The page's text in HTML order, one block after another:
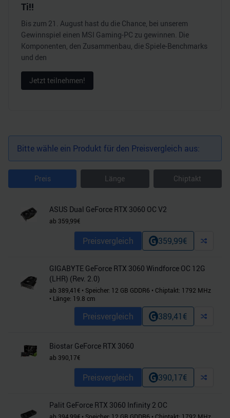
Ti!!
Bis zum 21. August hast du die Chance, bei unserem
Gewinnspiel einen MSI Gaming-PC zu gewinnen. Die
Komponenten, den Zusammenbau, die Spiele-Benchmarks
und den
Jetzt teilnehmen!
Bitte wähle ein Produkt für den Preisvergleich aus:
Preis Länge Chiptakt
ASUS Dual GeForce RTX 3060 OC V2
ab 359,99€
Preisvergleich 359,99€
GIGABYTE GeForce RTX 3060 Windforce OC 12G
(LHR) (Rev. 2.0)
ab 389,41€ • Speicher: 12 GB GDDR6 • Chiptakt: 1792 MHz
• Länge: 19.8 cm
Preisvergleich 389,41 €
Biostar GeForce RTX 3060
ab 390,17€
Preisvergleich 390,17€
Palit GeForce RTX 3060 Infinity 2 OC